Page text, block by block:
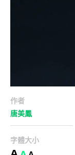
作者
唐美鳳
字體大小